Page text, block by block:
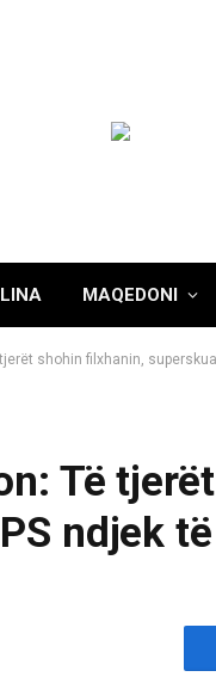
MAQEDONI
shohin filxhanin,
Të
ndjek